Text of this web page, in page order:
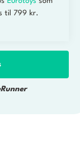
til 799 kr.